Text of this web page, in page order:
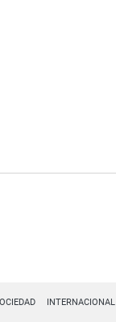
INTERNACIONAL